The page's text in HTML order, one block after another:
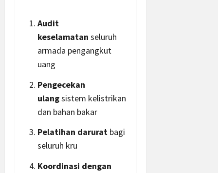
Audit
keselamatan seluruh
armada pengangkut
uang
Pengecekan
ulangsistem kelistrikan
dan bahan bakar
Pelatihan darurat bagi
seluruh kru
Koordinasi dengan